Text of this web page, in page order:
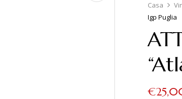
Casa
Igp Puglia
€